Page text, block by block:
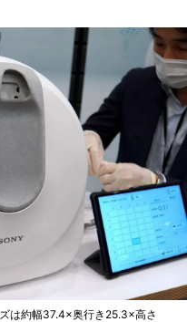
は約幅37.4×奥行き25.3×高さ